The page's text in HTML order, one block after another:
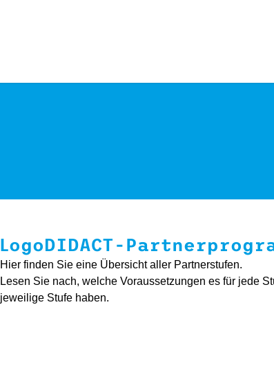
LogoDIDACT-
Hier finden Sie eine Übersicht aller Partnerstufen.
Lesen Sie nach, welche Voraussetzungen es für jede
jeweilige Stufe haben.